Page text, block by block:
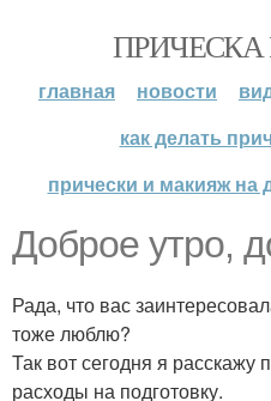
главная новости
как делать
прически и макияж на
Доброе утро,
Рада, что вас
тоже люблю?
Так вот сегодня я
расходы на подготовку.